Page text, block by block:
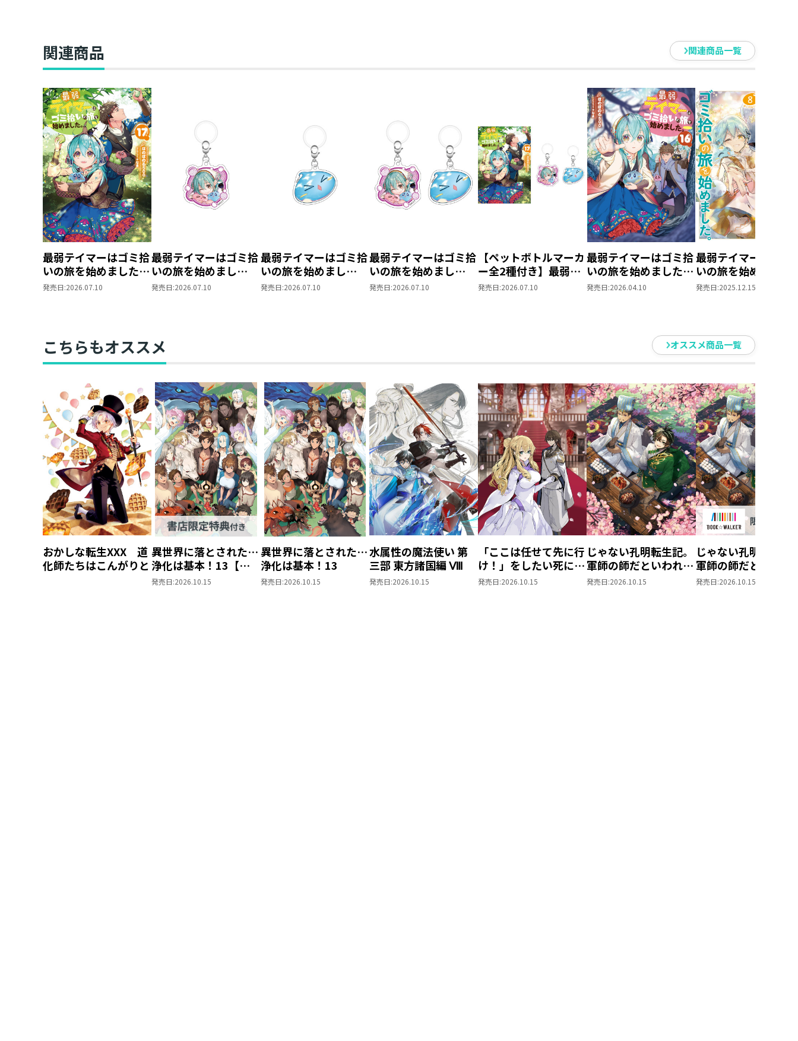
洗脳まったなしの危険な村で、彼女たちが「闇」へ立ち向かう！
愛され癒し系ほのぼのサバイバルファンタジー第13弾！
書き下ろし番外編収録！
マリャと別れ旅に戻ったゴミ拾い少女アイビーと仲間たち。
彼女たちにも久々の憩いのひとときが訪れる。
釣りをしたり、水遊びをしたり、神秘的な体験をしたりとまだまだ世界には
だが、穏やかな旅も案の定終わりを告げた――違法薬物「カリョ」を栽培する
洞窟を見つけてしまったせいで！
瞬く間に新たなトラブルに巻き込まれて、今度の村は、薬物依存者が相次
ぐ危ない村だそう。
シリーズ累計170万部突破！（電子書籍含む）
気弱な魔物使いとレアスライムのほのぼのサバイバルファンタジー、待望
のコミカライズ第7巻！
描き下ろし特別漫画＆原作・ほのぼのる500先生による書き下ろしSSを収
録！
ソラの力を頼りに、自警団の中の裏切者を判別していくアイビーたち。
調査を続けていくうちに組織の内情が明らかに……!?
差し迫る悪意に直面するも、アイビーは仲間を信じて立ち向かっていく。
大切なものを守るため、作戦が動きはじめる――！
関連商品 関連商品一覧
最弱テイマーはゴミ拾
いの旅を始めました。
17
発売日:2026.07.10
最弱テイマーはゴミ拾
いの旅を始めまし
た。 ペットボトルマ
発売日:2026.07.10
最弱テイマーはゴミ拾
いの旅を始めまし
た。 ペットボトルマ
発売日:2026.07.10
最弱テイマーはゴミ拾
いの旅を始めまし
た。 ペットボトルマ
発売日:2026.07.10
【ペットボトルマーカ
ー全2種付き】最弱テ
イマーはゴミ拾いの旅
発売日:2026.07.10
最弱テイマーはゴミ拾
いの旅を始めました。
16
発売日:2026.04.10
最弱テイマーはゴミ
いの旅を始めました
@COMIC 第8巻
発売日:2025.12.15
こちらもオススメ オススメ商品一覧
おかしな転生XXX 道
化師たちはこんがりと
異世界に落とされた…
浄化は基本！13【ピ
ッコマ限定SS付き】
発売日:2026.10.15
異世界に落とされた…
浄化は基本！13
発売日:2026.10.15
水属性の魔法使い 第
三部 東方諸国編 Ⅷ
発売日:2026.10.15
「ここは任せて先に行
け！」をしたい死にた
がりの望まぬ宇宙下剋
発売日:2026.10.15
じゃない孔明転生記。
軍師の師だといわれま
しても5
発売日:2026.10.15
じゃない孔明転生記
軍師の師だといわれ
しても
発売日:2026.10.15